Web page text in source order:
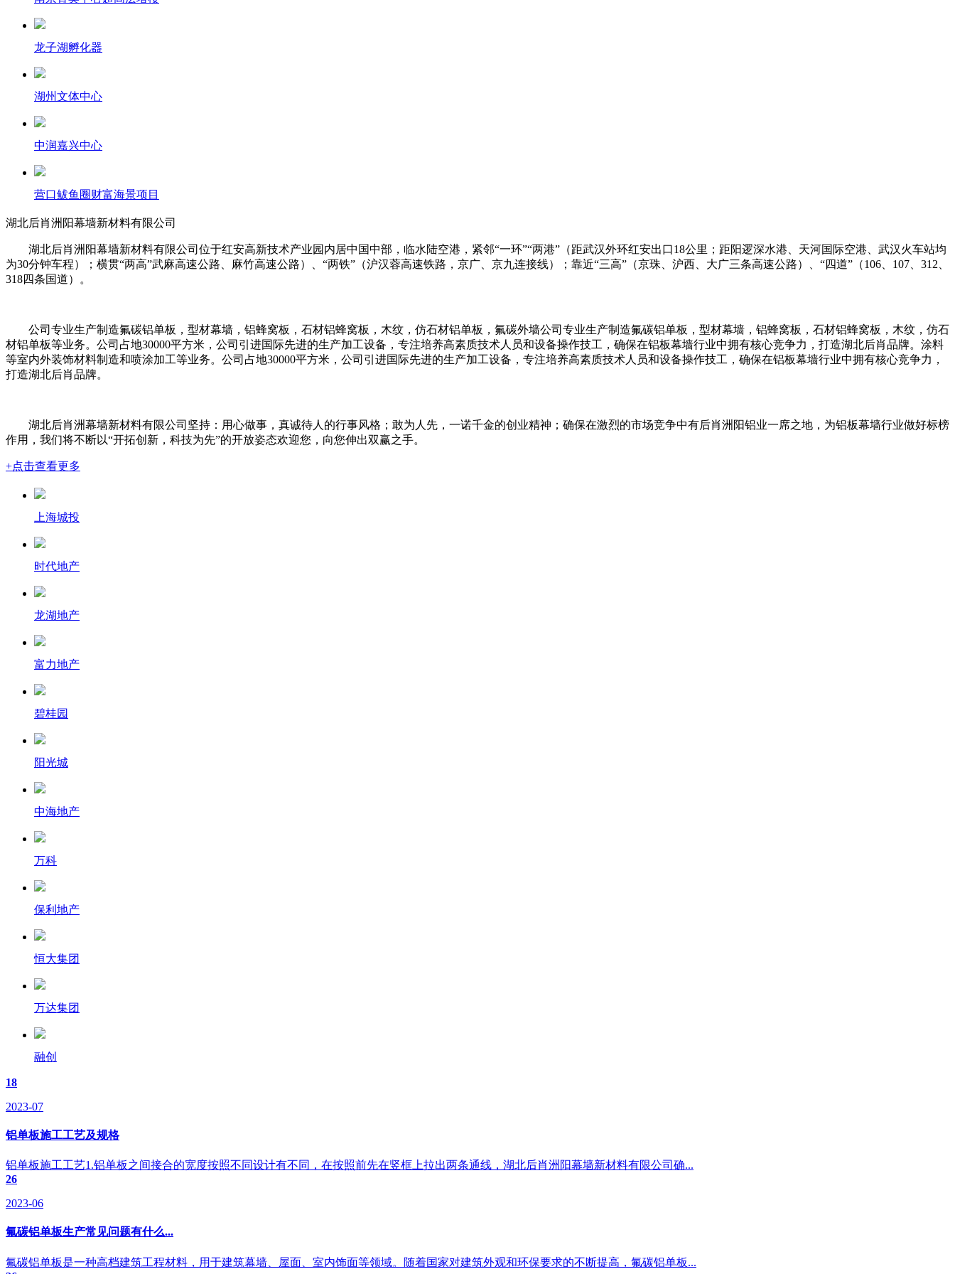
龙子湖孵化器
湖州文体中心
中润嘉兴中心
营口鲅鱼圈财富海景项目
湖北后肖洲阳幕墙新材料有限公司
湖北后肖洲阳幕墙新材料有限公司位于红安高新技术产业园内居中国中部，临水陆空港，紧邻“一环”“两港”（距武汉外环红安出口18公里；距阳逻深水港、天河国际空港、武汉火车站均
为30分钟车程）；横贯“两高”武麻高速公路、麻竹高速公路）、“两铁”（沪汉蓉高速铁路，京广、京九连接线）；靠近“三高”（京珠、沪西、大广三条高速公路）、“四道”（106、107、312、
318四条国道）。
公司专业生产制造氟碳铝单板，型材幕墙，铝蜂窝板，石材铝蜂窝板，木纹，仿石材铝单板，氟碳外墙公司专业生产制造氟碳铝单板，型材幕墙，铝蜂窝板，石材铝蜂窝板，木纹，仿石
材铝单板等业务。公司占地30000平方米，公司引进国际先进的生产加工设备，专注培养高素质技术人员和设备操作技工，确保在铝板幕墙行业中拥有核心竞争力，打造湖北后肖品牌。涂料
等室内外装饰材料制造和喷涂加工等业务。公司占地30000平方米，公司引进国际先进的生产加工设备，专注培养高素质技术人员和设备操作技工，确保在铝板幕墙行业中拥有核心竞争力，
打造湖北后肖品牌。
湖北后肖洲幕墙新材料有限公司坚持：用心做事，真诚待人的行事风格；敢为人先，一诺千金的创业精神；确保在激烈的市场竞争中有后肖洲阳铝业一席之地，为铝板幕墙行业做好标榜
作用，我们将不断以“开拓创新，科技为先”的开放姿态欢迎您，向您伸出双赢之手。
+点击查看更多
上海城投
时代地产
龙湖地产
富力地产
碧桂园
阳光城
中海地产
万科
保利地产
恒大集团
万达集团
融创
18
2023-07
铝单板施工工艺及规格
铝单板施工工艺1.铝单板之间接合的宽度按照不同设计有不同，在按照前先在竖框上拉出两条通线，湖北后肖洲阳幕墙新材料有限公司确...
26
2023-06
氟碳铝单板生产常见问题有什么...
氟碳铝单板是一种高档建筑工程材料，用于建筑幕墙、屋面、室内饰面等领域。随着国家对建筑外观和环保要求的不断提高，氟碳铝单板...